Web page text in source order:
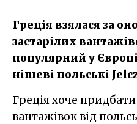
Греція взялася за
застарілих
популярний у
нішеві польські
Греція хоче придбати 1000 військових
вантажівок від